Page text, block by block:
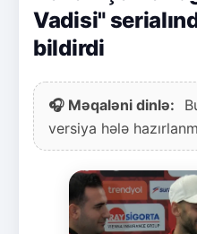
Vadisi"
bildirdi
🎧 Məqaləni dinlə:
versiya hələ